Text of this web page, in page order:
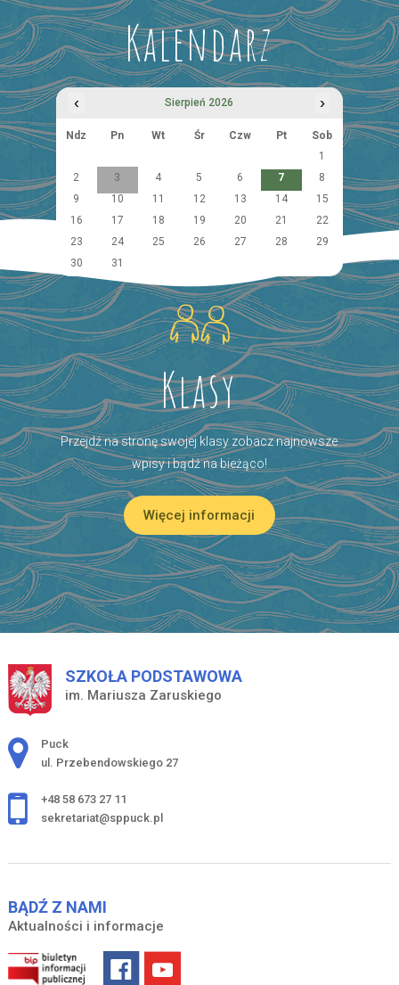
Kalendarz
‹ Sierpień 2026 ›
Ndz Pn Wt Śr Czw Pt
Sob
1
2
3 4 5 6 7
8
9
10 11 12 13 14
15
16
17 18 19 20 21
22
23
24 25 26 27 28
29
30
31
Klasy
Przejdź na stronę swojej klasy zobacz najnowsze
wpisy i bądź na bieżąco!
Więcej informacji
SZKOŁA PODSTAWOWA
im. Mariusza Zaruskiego
Adres pocztowy:
Puck
ul. Przebendowskiego 27
+48 58 673 27 11
sekretariat@sppuck.pl
BĄDŹ Z NAMI
Aktualności i informacje